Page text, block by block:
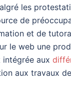
les
de
et de
le web une
aux
aux travaux